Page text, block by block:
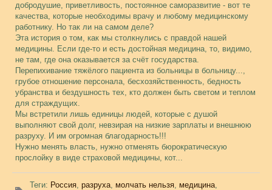
добродушие, приветливость, постоянное саморазвитие - вот те
качества, которые необходимы врачу и любому медицинскому
работнику. Но так ли на самом деле?
Эта история о том, как мы столкнулись с правдой нашей
медицины. Если где-то и есть достойная медицина, то, видимо,
не там, где она оказывается за счёт государства.
Перепихивание тяжёлого пациента из больницы в больницу...,
грубое отношение персонала, бесхозяйственность, бедность
убранства и бездушность тех, кто должен быть светом и теплом
для страждущих.
Мы встретили лишь единицы людей, которые с душой
выполняют свой долг, невзирая на низкие зарплаты и внешнюю
разруху. И им огромная благодарность!!!
Нужно менять власть, нужно отменять бюрократическую
прослойку в виде страховой медицины, кот...
Теги: Россия, разруха, молчать нельзя, медицина,